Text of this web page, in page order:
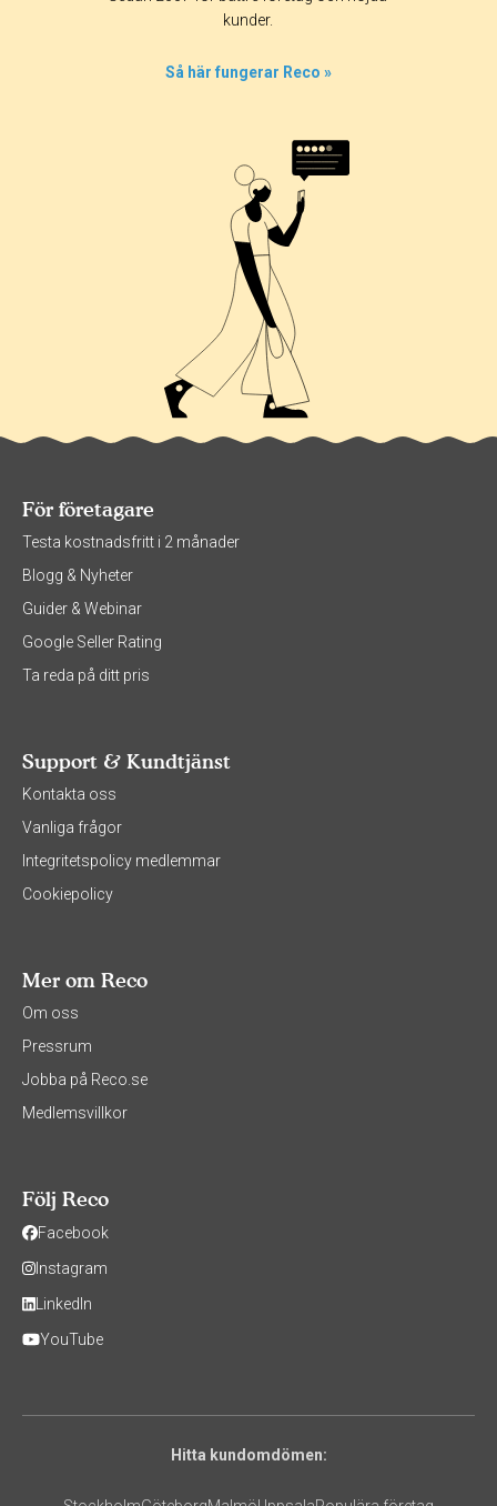
kunder.
Så här fungerar Reco »
För företagare
Testa kostnadsfritt i 2 månader
Blogg & Nyheter
Guider & Webinar
Google Seller Rating
Ta reda på ditt pris
Support & Kundtjänst
Kontakta oss
Vanliga frågor
Integritetspolicy medlemmar
Cookiepolicy
Mer om Reco
Om oss
Pressrum
Jobba på Reco.se
Medlemsvillkor
Följ Reco
Facebook
Instagram
LinkedIn
YouTube
Hitta kundomdömen: